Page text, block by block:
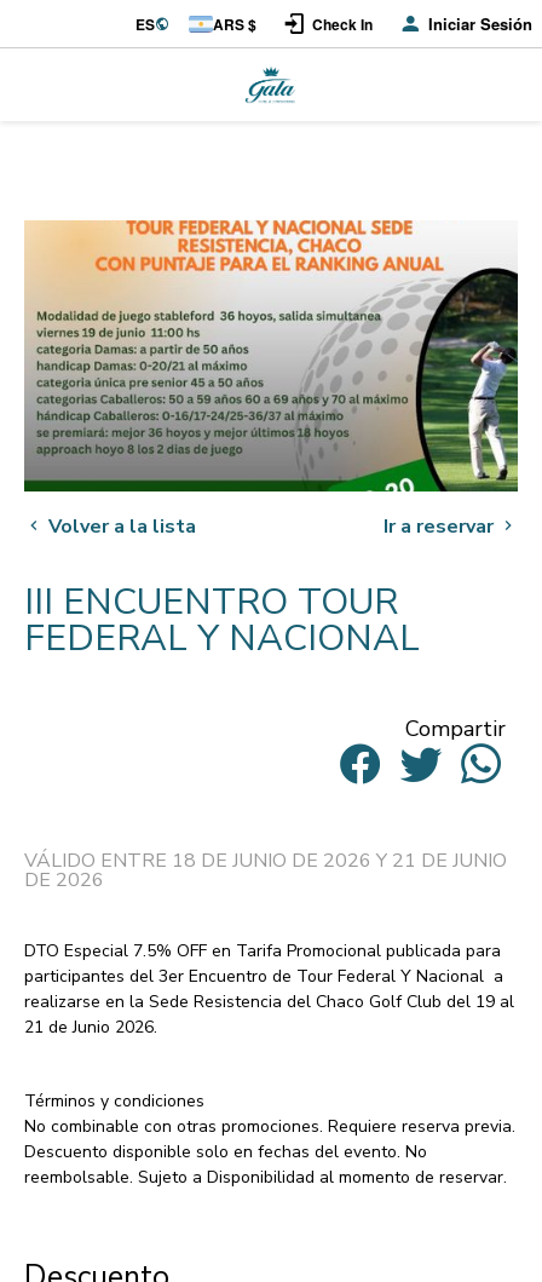
ES ARS $ Check In Iniciar Sesión
Volver a la lista Ir a reservar
III ENCUENTRO TOUR
FEDERAL Y NACIONAL
Compartir
VÁLIDO ENTRE 18 DE JUNIO DE 2026 Y 21 DE JUNIO
DE 2026
DTO Especial 7.5% OFF en Tarifa Promocional publicada para
participantes del 3er Encuentro de Tour Federal Y Nacional a
realizarse en la Sede Resistencia del Chaco Golf Club del 19 al
21 de Junio 2026.
Términos y condiciones
No combinable con otras promociones. Requiere reserva previa.
Descuento disponible solo en fechas del evento. No
reembolsable. Sujeto a Disponibilidad al momento de reservar.